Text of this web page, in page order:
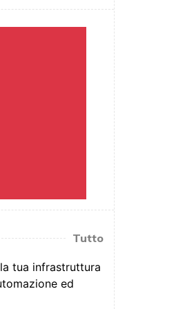
Tutto
tua infrastruttura
ed